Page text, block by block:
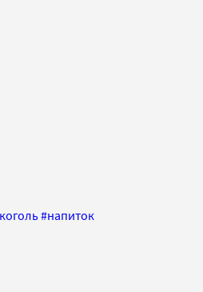
#напиток